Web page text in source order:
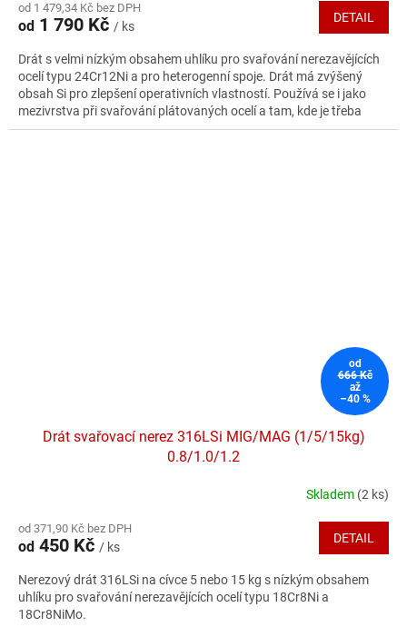
od 1 479,34 Kč bez DPH
od 1 790 Kč / ks
DETAIL
Drát s velmi nízkým obsahem uhlíku pro svařování nerezavějících
ocelí typu 24Cr12Ni a pro heterogenní spoje. Drát má zvýšený
obsah Si pro zlepšení operativních vlastností. Používá se i jako
mezivrstva při svařování plátovaných ocelí a tam, kde je třeba
odolnost vůči žáru až do 1000°C.
od
666 Kč
až
–40 %
Drát svařovací nerez 316LSi MIG/MAG (1/5/15kg)
0.8/1.0/1.2
produktu
je
z
5
hvězdiček.
Skladem (2 ks)
od 371,90 Kč bez DPH
od 450 Kč / ks
DETAIL
Nerezový drát 316LSi na cívce 5 nebo 15 kg s nízkým obsahem
uhlíku pro svařování nerezavějících ocelí typu 18Cr8Ni a
18Cr8NiMo.